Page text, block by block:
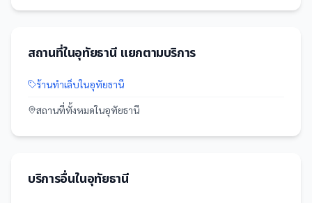
สถานที่ในอุทัยธานีแยกตามบริการ
ร้านทำเล็บในอุทัยธานี
สถานที่ทั้งหมดในอุทัยธานี
บริการอื่นในอุทัยธานี